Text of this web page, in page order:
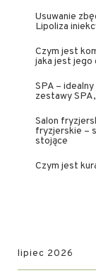
Usuwanie
Lipoliza
Czym jest
jaka jest jego
SPA –
zestawy
Salon
fryzjerskie –
stojące
Czym jest
lipiec 2026